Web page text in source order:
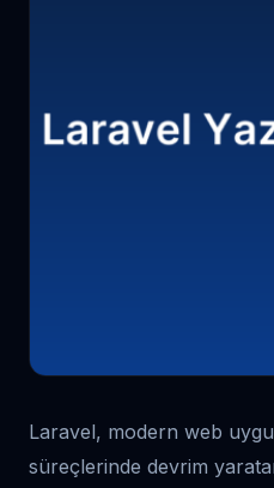
Laravel, modern web
süreçlerinde devrim